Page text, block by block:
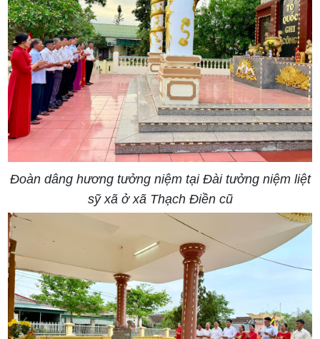
Đoàn dâng hương tưởng niệm tại Đài tưởng niệm liệt
sỹ xã ở xã Thạch Điền cũ